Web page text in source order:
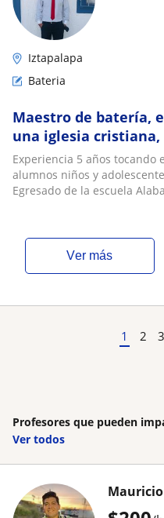
Iztapalapa
Bateria
Maestro de batería,
una iglesia
escuela egresando
Experiencia 5 años tocando
alumnos niños y
Egresado de la escuela
ver más
1 2 3
Profesores que pueden
Ver todos
Mauricio